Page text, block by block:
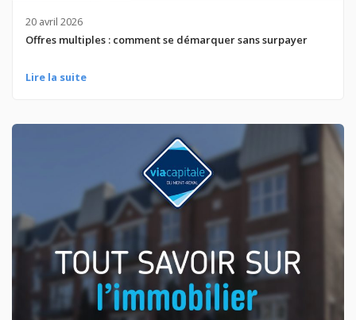
20 avril 2026
Offres multiples : comment se démarquer sans surpayer
Lire la suite